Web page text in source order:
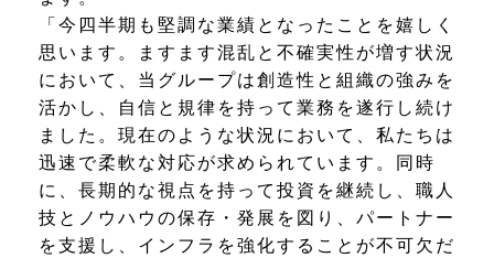
「今四半期も堅調な業績となったことを嬉しく
思います。ますます混乱と不確実性が増す状況
において、当グループは創造性と組織の強みを
活かし、自信と規律を持って業務を遂行し続け
ました。現在のような状況において、私たちは
迅速で柔軟な対応が求められています。同時
に、長期的な視点を持って投資を継続し、職人
技とノウハウの保存・発展を図り、パートナー
を支援し、インフラを強化することが不可欠だ